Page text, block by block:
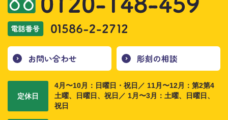
お問い合わせ 彫刻の相談
定休日
4月〜10月：日曜日・祝日／ 11月〜12月：第2第4
土曜、日曜日、祝日／ 1月〜3月：土曜、日曜日、
祝日